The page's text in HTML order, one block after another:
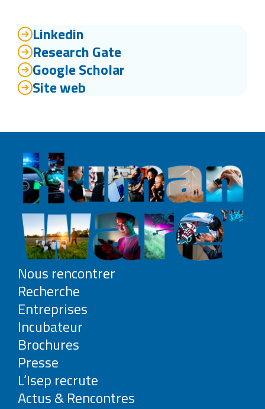
Linkedin
Research Gate
Google Scholar
Site web
Nous rencontrer
Recherche
Entreprises
Incubateur
Brochures
Presse
L’Isep recrute
Actus & Rencontres